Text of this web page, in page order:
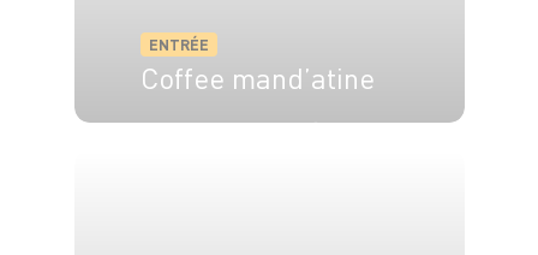
ENTRÉE
Coffee mand’atine